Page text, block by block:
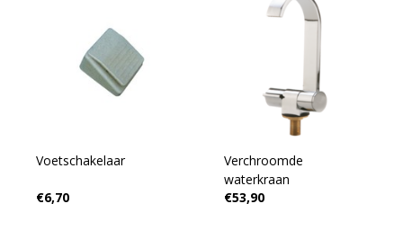
Voetschakelaar
€6,70
Verchroomde
waterkraan
€53,90